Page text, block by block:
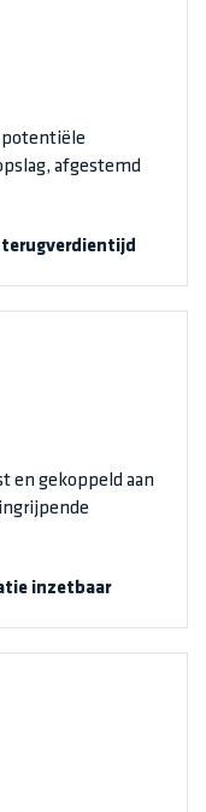
potentiële
afgestemd
terugverdientijd
en gekoppeld aan
inzetbaar